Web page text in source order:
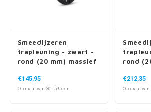
Smeedijzeren
trapleuning - zwart -
rond (20 mm) massief
€145,95
Op maat van 30 - 595 cm
rond
€212,35
Op maat van